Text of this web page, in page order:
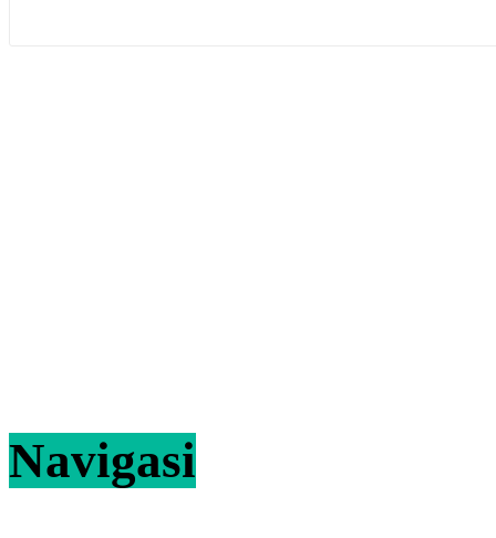
Navigasi